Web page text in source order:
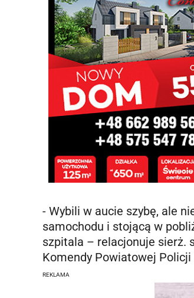
- Wybili w aucie szybę, ale
samochodu i stojącą w
szpitala – relacjonuje sierż.
Komendy Powiatowej Policji
REKLAMA